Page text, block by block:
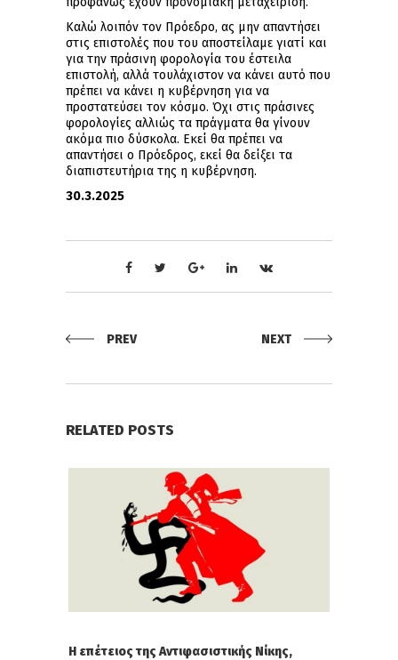
Καλώ λοιπόν τον Πρόεδρο, ας μην απαντήσει
στις επιστολές που του αποστείλαμε γιατί και
για την πράσινη φορολογία του έστειλα
επιστολή, αλλά τουλάχιστον να κάνει αυτό που
πρέπει να κάνει η κυβέρνηση για να
προστατεύσει τον κόσμο. Όχι στις πράσινες
φορολογίες αλλιώς τα πράγματα θα γίνουν
ακόμα πιο δύσκολα. Εκεί θα πρέπει να
απαντήσει ο Πρόεδρος, εκεί θα δείξει τα
διαπιστευτήρια της η κυβέρνηση.
30.3.2025
PREV NEXT
RELATED POSTS
Η επέτειος της Αντιφασιστικής Νίκης,